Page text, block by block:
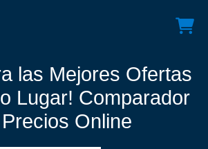
las Mejores Ofertas
Lugar! Comparador
Online